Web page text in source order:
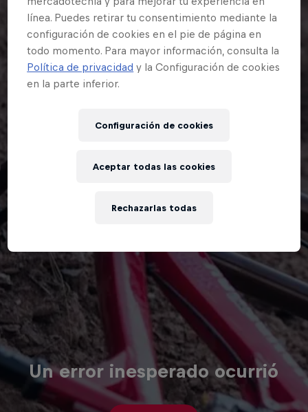
Un error inesperado ocurrió
línea. Puedes retirar tu consentimiento mediante la
configuración de cookies en el pie de página en
todo momento. Para mayor información, consulta la
Política de privacidad y la Configuración de cookies
en la parte inferior.
Configuración de cookies
Rechazarlas todas
Aceptar todas las cookies